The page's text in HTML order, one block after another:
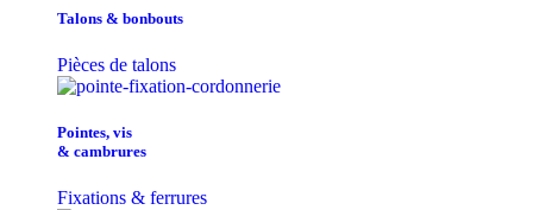
Talons & bonbouts
Pièces de talons
Pointes, vis
& cambrures
Fixations & ferrures